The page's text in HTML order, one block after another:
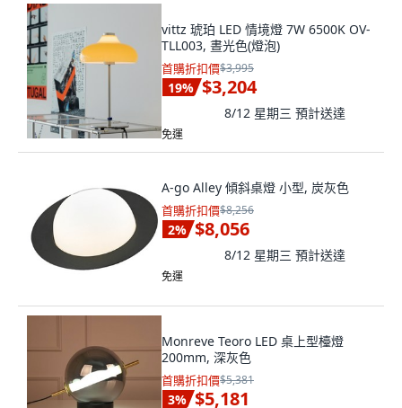
vittz 琥珀 LED 情境燈 7W 6500K OV-
TLL003, 晝光色(燈泡)
首購折扣價$3,995
19% $3,204
8/12 星期三 預計送達
免運
A-go Alley 傾斜桌燈 小型, 炭灰色
首購折扣價$8,256
2% $8,056
8/12 星期三 預計送達
免運
Monreve Teoro LED 桌上型檯燈
200mm, 深灰色
首購折扣價$5,381
3% $5,181